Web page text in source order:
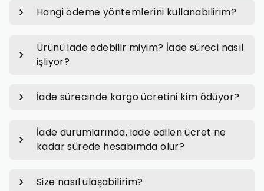
Hangi ödeme yöntemlerini kullanabilirim?
Ürünü iade edebilir miyim? İade süreci nasıl
işliyor?
İade sürecinde kargo ücretini kim ödüyor?
İade durumlarında, iade edilen ücret ne
kadar sürede hesabımda olur?
Size nasıl ulaşabilirim?